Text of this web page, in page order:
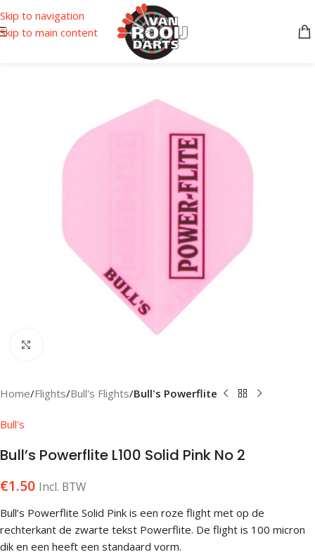
Skip to navigation
Skip to main content
Home Flights Bull's Flights Bull's Powerflite
Bull's
Bull’s Powerflite L100 Solid Pink No 2
€1.50 Incl. BTW
Bull’s Powerflite Solid Pink is een roze flight met op de
rechterkant de zwarte tekst Powerflite. De flight is 100 micron
dik en een heeft een standaard vorm.